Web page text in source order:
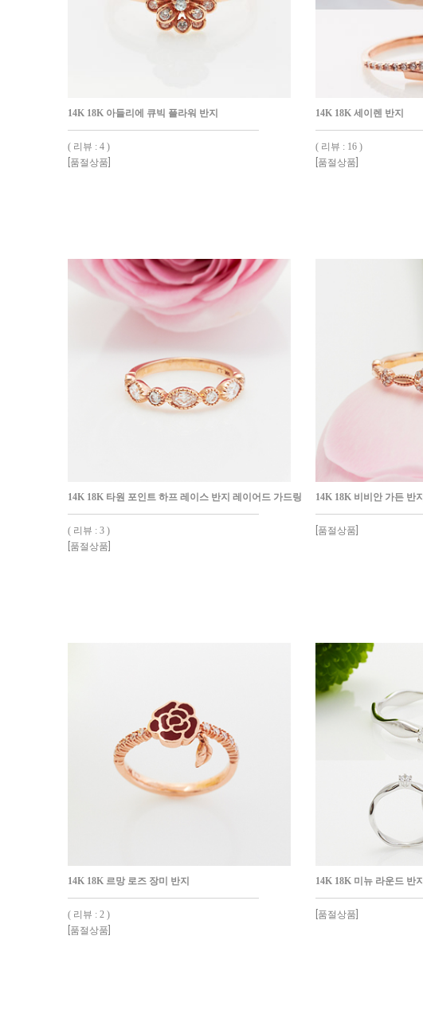
14K 18K 아들리에 큐빅 플라워 반지
( 리뷰 : 4 )
[품절상품]
14K 18K 세이렌 반지
( 리뷰 : 16 )
[품절상품]
14K 18K 타원 포인트 하프 레이스 반지 레이어드 가드링
( 리뷰 : 3 )
[품절상품]
14K 18K 비비안 가든 반지
[품절상품]
14K 18K 르망 로즈 장미 반지
( 리뷰 : 2 )
[품절상품]
14K 18K 미뉴 라운드 반지
[품절상품]